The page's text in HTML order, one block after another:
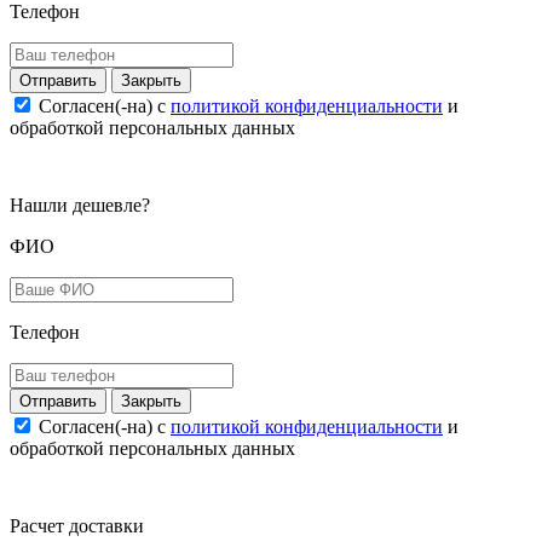
Телефон
Закрыть
Согласен(-на) c политикой конфиденциальности и
обработкой персональных данных
Нашли дешевле?
ФИО
Телефон
Закрыть
Согласен(-на) c политикой конфиденциальности и
обработкой персональных данных
Расчет доставки